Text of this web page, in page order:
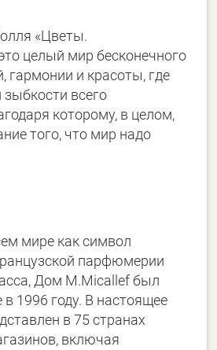
«Цветы.
целый мир бесконечного
гармонии и красоты, где
всего
которому, в целом,
того, что мир надо
мире как символ
парфюмерии
Дом M.Micallef был
в 1996 году. В настоящее
в 75 странах
включая